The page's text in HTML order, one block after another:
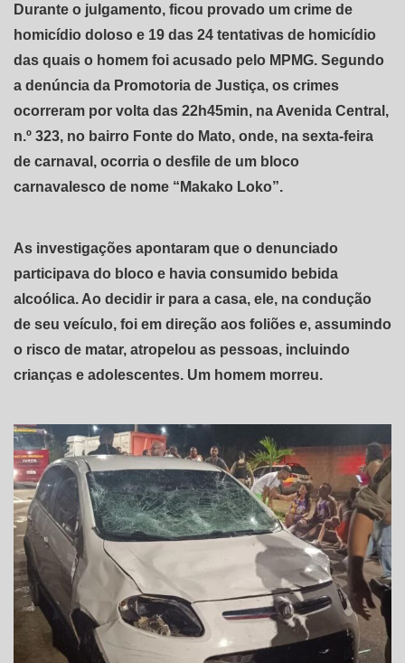
Durante o julgamento, ficou provado um crime de
homicídio doloso e 19 das 24 tentativas de homicídio
das quais o homem foi acusado pelo MPMG. Segundo
a denúncia da Promotoria de Justiça, os crimes
ocorreram por volta das 22h45min, na Avenida Central,
n.º 323, no bairro Fonte do Mato, onde, na sexta-feira
de carnaval, ocorria o desfile de um bloco
carnavalesco de nome “Makako Loko”.
As investigações apontaram que o denunciado
participava do bloco e havia consumido bebida
alcoólica. Ao decidir ir para a casa, ele, na condução
de seu veículo, foi em direção aos foliões e, assumindo
o risco de matar, atropelou as pessoas, incluindo
crianças e adolescentes. Um homem morreu.